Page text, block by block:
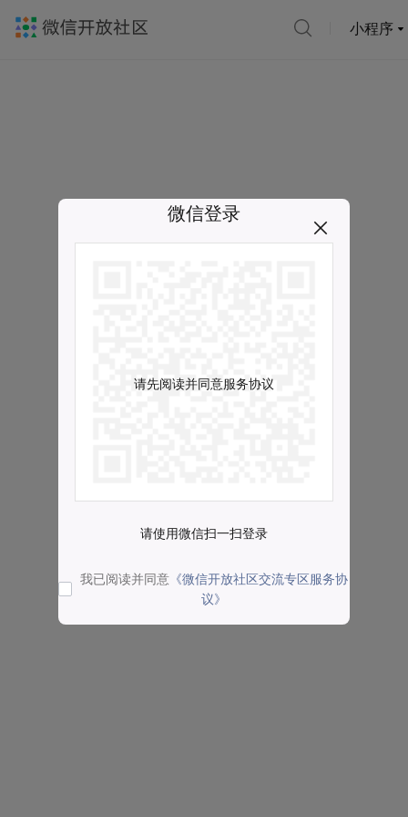
小程序
微信登录
请先阅读并同意服务协议
请使用微信扫一扫登录
我已阅读并同意 《微信开放社区交流专区服务协
议》